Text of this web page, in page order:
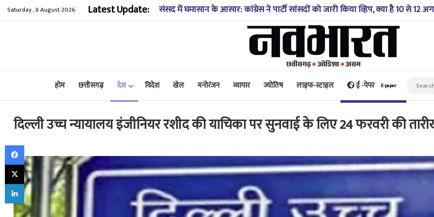
Saturday , 8 August 2026 Latest Update: कुंडाधार के समीप खाई में गिरी कार, रेसक्यू टीम ने पांच शव निकाले, घायल बच्चे को
होम छत्तीसगढ़ देश विदेश खेल मनोरंजन व्यापार ज्योतिष लाइफ-स्टाइल ई -पेपर E-paper
दिल्ली उच्च न्यायालय इंजीनियर रशीद की याचिका पर सुनवाई के लिए 24 फरवरी की
Facebook
X
LinkedIn